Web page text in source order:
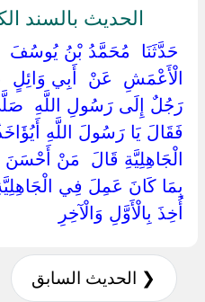
الحديث بالسند
‏حَدَّثَنَا ‏ ‏مُحَمَّدُ بْنُ
‏الْأَعْمَشِ ‏ ‏عَنْ ‏ ‏أَبِي وَائِلٍ
رَجُلٌ إِلَى رَسُولِ اللَّهِ
‏فَقَالَ يَا رَسُولَ اللَّهِ
الْجَاهِلِيَّةِ قَالَ ‏ ‏مَنْ أَحْسَنَ
بِمَا كَانَ عَمِلَ فِي
أُخِذَ بِالْأَوَّلِ وَالْآخِرِ ‏
❮ الحديث السابق